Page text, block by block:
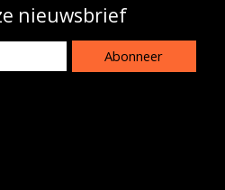
nieuwsbrief
Abonneer